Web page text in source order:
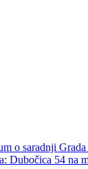
o saradnji
Dubočica 54 na